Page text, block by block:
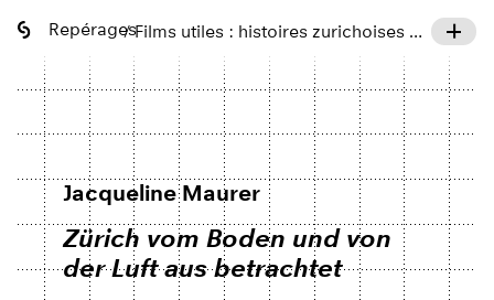
Repérages / Films utiles : histoires zurichoises de ville, de campagne, de cinéma
Jacqueline Maurer
Zürich vom Boden und von
der Luft aus betrachtet